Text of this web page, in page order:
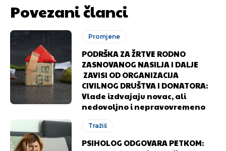
Povezani članci
Promjene
PODRŠKA ZA ŽRTVE RODNO
ZASNOVANOG NASILJA I DALJE
ZAVISI OD ORGANIZACIJA
CIVILNOG DRUŠTVA I DONATORA:
Vlade izdvajaju novac, ali
nedovoljno i nepravovremeno
Tražiš
PSIHOLOG ODGOVARA PETKOM: